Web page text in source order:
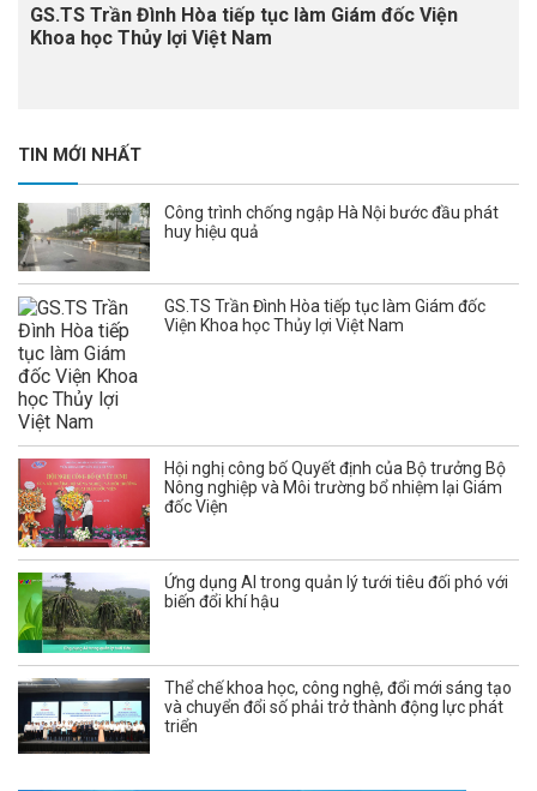
GS.TS Trần Đình Hòa tiếp tục làm Giám đốc Viện
Khoa học Thủy lợi Việt Nam
TIN MỚI NHẤT
Công trình chống ngập Hà Nội bước đầu phát
huy hiệu quả
GS.TS Trần Đình Hòa tiếp tục làm Giám đốc
Viện Khoa học Thủy lợi Việt Nam
Hội nghị công bố Quyết định của Bộ trưởng Bộ
Nông nghiệp và Môi trường bổ nhiệm lại Giám
đốc Viện
Ứng dụng AI trong quản lý tưới tiêu đối phó với
biến đổi khí hậu
Thể chế khoa học, công nghệ, đổi mới sáng tạo
và chuyển đổi số phải trở thành động lực phát
triển